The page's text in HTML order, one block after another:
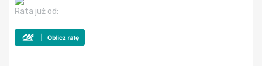
Rata już od: